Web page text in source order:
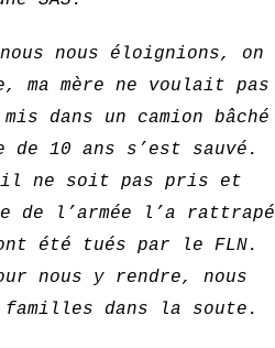
nous éloignions, on
ma mère ne voulait pas
dans un camion bâché
10 ans s’est sauvé.
ne soit pas pris et
de l’armée l’a rattrapé
été tués par le FLN.
nous y rendre, nous
dans la soute.